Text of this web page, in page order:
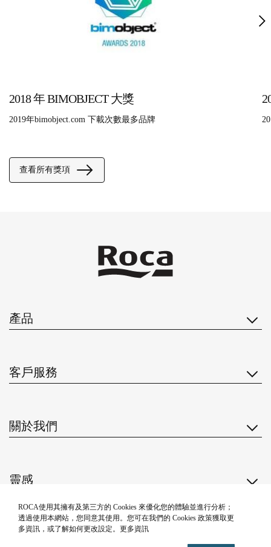
ROCA使用其擁有及第三方的 Cookies 來優化您的體驗並進行分析；
透過使用本網站，您同意其使用。您可在我們的 Cookies 政策獲取更
多資訊，或了解如何更改設定。更多資訊
2018 年 BIMOBJECT 大獎
2019年bimobject.com 下載次數最多品牌
查看所有獎項
產品
客戶服務
關於我們
靈感
關注我們